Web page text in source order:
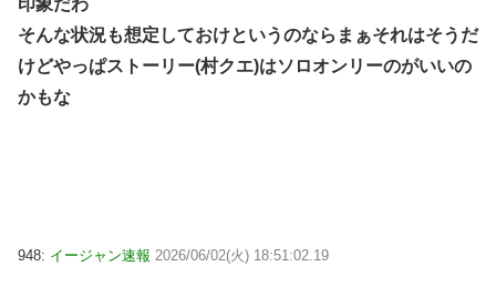
印象だわ
そんな状況も想定しておけというのならまぁそれはそうだ
けどやっぱストーリー(村クエ)はソロオンリーのがいいの
かもな
948: イージャン速報 2026/06/02(火) 18:51:02.19